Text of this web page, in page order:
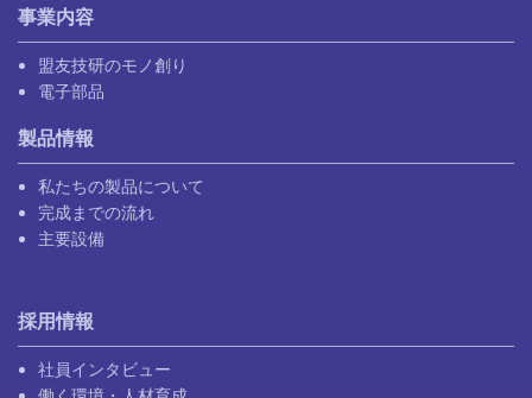
事業内容
盟友技研のモノ創り
電子部品
製品情報
私たちの製品について
完成までの流れ
主要設備
採用情報
社員インタビュー